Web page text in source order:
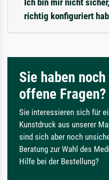
richtig konfiguriert
Sie haben noch
offene Fragen?
Sie interessieren sich für
Kunstdruck aus unserer
sind sich aber noch
Beratung zur Wahl des
Hilfe bei der Bestellung?